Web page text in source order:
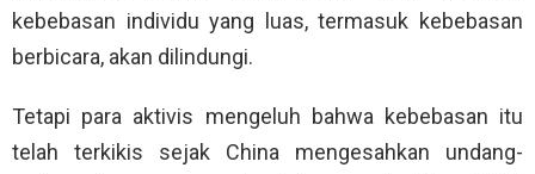
kebebasan individu yang luas, termasuk kebebasan
berbicara, akan dilindungi.
Tetapi para aktivis mengeluh bahwa kebebasan itu
telah terkikis sejak China mengesahkan undang-